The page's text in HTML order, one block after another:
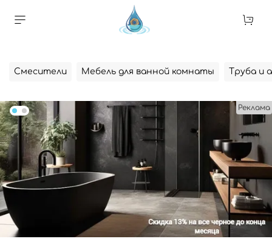
Реклама
Смесители Мебель для ванной комнаты Труба и